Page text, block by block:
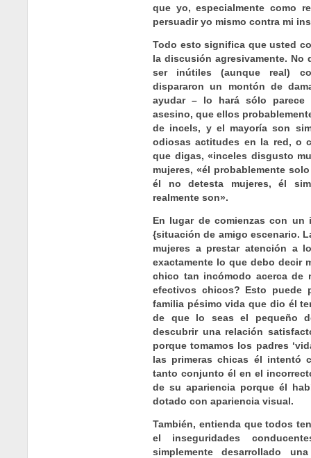
que yo, especialmente como
persuadir yo mismo contra mi
Todo esto significa que usted
la discusión agresivamente.
ser inútiles (aunque real)
dispararon un montón de
ayudar – lo hará sólo
asesino, que ellos
de incels, y el mayoría son
odiosas actitudes en la red, o
que digas, «inceles disgusto
mujeres, «él probablemente
él no detesta mujeres, él
realmente son».
En lugar de comienzas con un
{situación de amigo escenario.
mujeres a prestar atención a
exactamente lo que debo decir
chico tan incómodo acerca de
efectivos chicos? Esto puede
familia pésimo vida que dio él
de que lo seas el pequeño
descubrir una relación
porque tomamos los padres
las primeras chicas él intentó
tanto conjunto él en el
de su apariencia porque él
dotado con apariencia visual.
También, entienda que todos
el inseguridades
simplemente desarrollado